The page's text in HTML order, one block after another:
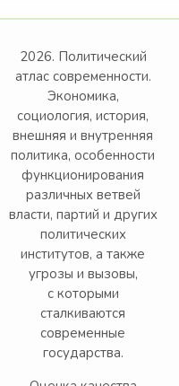
2026. Политический
атлас современности.
Экономика,
социология, история,
внешняя и внутренняя
политика, особенности
функционирования
различных ветвей
власти, партий и других
политических
институтов, а также
угрозы и вызовы,
с которыми
сталкиваются
современные
государства.